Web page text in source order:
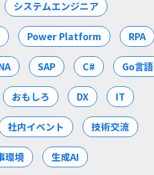
システムエンジニア
Power Platform RPA
SAP C# Go言語
おもしろ DX IT
社内イベント 技術交流
環境 生成AI